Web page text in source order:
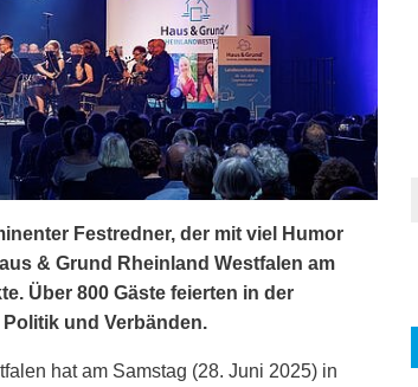
Festredner, der mit viel Humor
& Grund Rheinland Westfalen am
Über 800 Gäste feierten in der
und Verbänden.
hat am Samstag (28. Juni 2025) in